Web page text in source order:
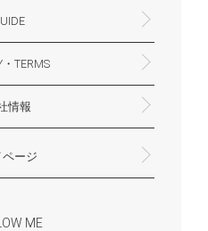
問合せ
いて
採用情報サイトへ)
delivery)
・TERMS
ー表示
情報
条3-9-35
付は行っておりません
らお願いいたします
：00（金曜日は14：00ま
いただきます。
となりますので、ご了承
ページ
ME